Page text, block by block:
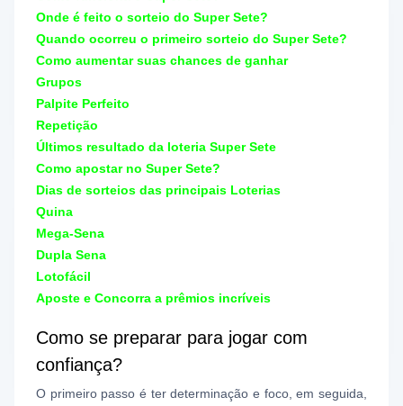
Onde é feito o sorteio do Super Sete?
Quando ocorreu o primeiro sorteio do Super Sete?
Como aumentar suas chances de ganhar
Grupos
Palpite Perfeito
Repetição
Últimos resultado da loteria Super Sete
Como apostar no Super Sete?
Dias de sorteios das principais Loterias
Quina
Mega-Sena
Dupla Sena
Lotofácil
Aposte e Concorra a prêmios incríveis
Como se preparar para jogar com
confiança?
O primeiro passo é ter determinação e foco, em seguida,